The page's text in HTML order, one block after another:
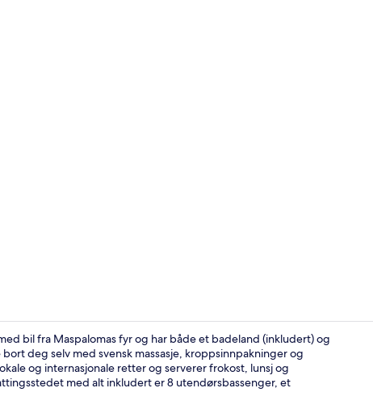
bil fra Maspalomas fyr og har både et badeland (inkludert) og
deg selv med svensk massasje, kroppsinnpakninger og
og internasjonale retter og serverer frokost, lunsj og
med alt inkludert er 8 utendørsbassenger, et